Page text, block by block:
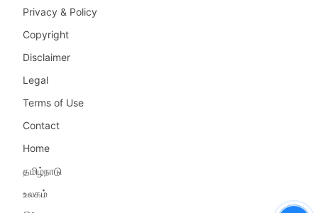
Privacy & Policy
Copyright
Disclaimer
Legal
Terms of Use
Contact
Home
தமிழ்நாடு
உலகம்